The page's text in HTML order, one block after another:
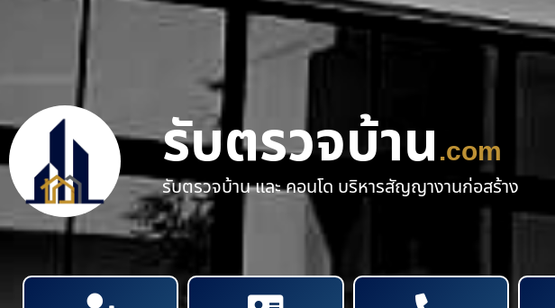
รับตรวจบ้าน.com
รับตรวจบ้าน และ คอนโด บริหารสัญญางานก่อสร้าง